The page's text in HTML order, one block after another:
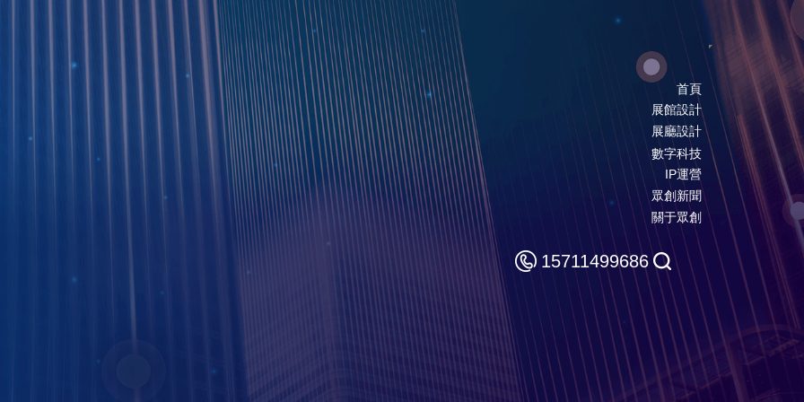
Toggle
首頁
展館設計
展廳設計
數字科技
IP運營
眾創新聞
關于眾創
15711499686